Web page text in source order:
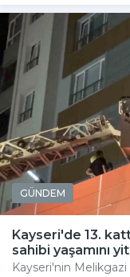
GÜNDEM
Kayseri'de 13.
sahibi yaşamını
Kayseri'nin Melikgazi